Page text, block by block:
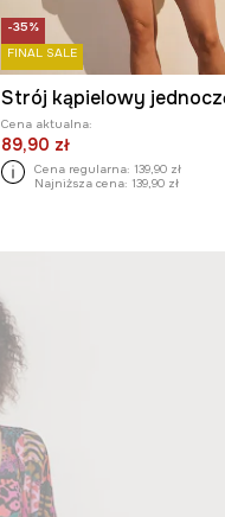
-35%
FINAL SALE
Cena aktualna:
89,90 zł
Cena regularna: 139,90 zł
Najniższa cena: 139,90 zł